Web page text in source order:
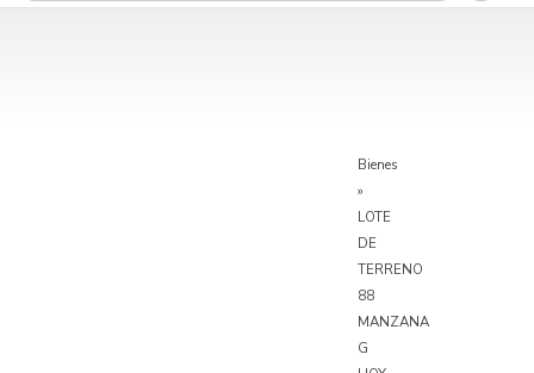
Bienes
»
LOTE
DE
TERRENO
88
MANZANA
G